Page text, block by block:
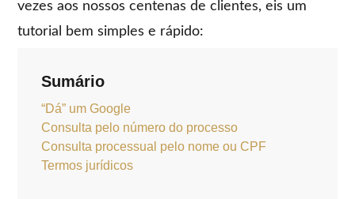
vezes aos nossos centenas de clientes, eis um
tutorial bem simples e rápido:
Sumário
“Dá” um Google
Consulta pelo número do processo
Consulta processual pelo nome ou CPF
Termos jurídicos